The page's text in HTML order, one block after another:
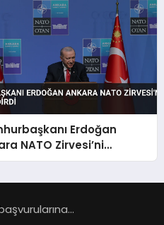
Erdoğan
NATO Zirvesi’ni